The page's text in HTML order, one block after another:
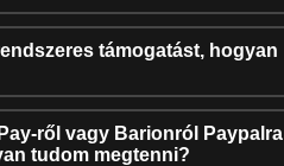
támogatást, hogyan
ről vagy Barionról Paypalra
tudom megtenni?